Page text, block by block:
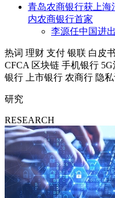
青岛农商银行获上海
内农商银行首家
李源任中国进
热词 理财 支付 银联 白皮书
CFCA 区块链 手机银行 5G
银行
上市银行 农商行 隐
研究
RESEARCH